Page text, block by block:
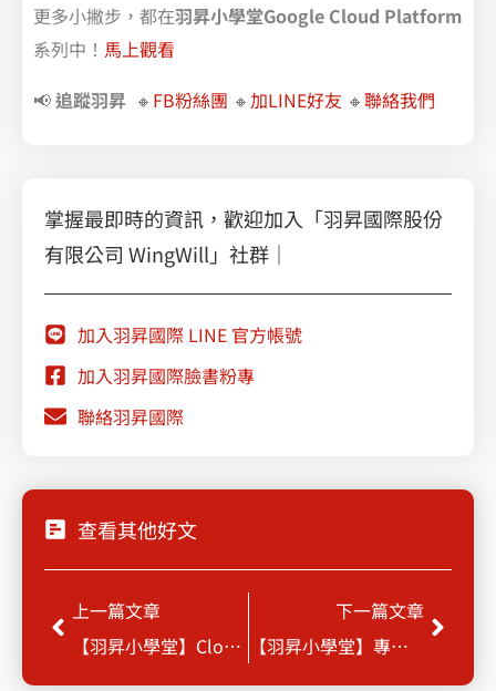
更多小撇步，都在羽昇小學堂Google Cloud Platform
系列中！ 馬上觀看
📢追蹤羽昇 🔸 FB粉絲團 🔸加LINE好友 🔸聯絡我們
掌握最即時的資訊，歡迎加入「羽昇國際股份
有限公司 WingWill」社群｜
加入羽昇國際 LINE 官方帳號
加入羽昇國際臉書粉專
聯絡羽昇國際
查看其他好文
上一頁
上一篇文章
【羽昇小學堂】Cloud SQL 與儲存選擇
下一篇文章
【羽昇小學堂】專案、網路與子網路
下一